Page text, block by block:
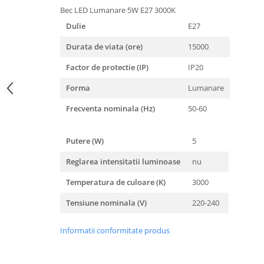
Bec LED Lumanare 5W E27 3000K
Dulie
E27
Durata de viata (ore)
15000
Factor de protectie (IP)
IP20
Forma
Lumanare
Frecventa nominala (Hz)
50-60
Putere (W)
5
Reglarea intensitatii luminoase
nu
Temperatura de culoare (K)
3000
Tensiune nominala (V)
220-240
Informatii conformitate produs